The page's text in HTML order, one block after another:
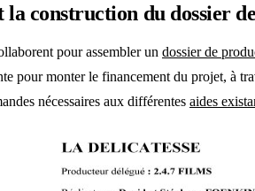
la construction du dossier
pour assembler un dossier de
pour monter le financement du projet, à
nécessaires aux différentes aides